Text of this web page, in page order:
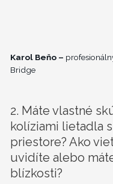
Karol Beňo –
Bridge
2. Máte vlastné
kolíziami lietadla
priestore? Ako
uvidíte alebo
blízkosti?